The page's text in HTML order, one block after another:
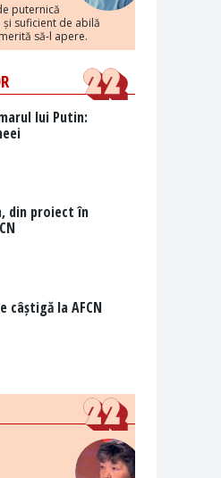
puternică
suficient de abilă
să-l apere.
lui Putin:
din proiect în
câștigă la AFCN